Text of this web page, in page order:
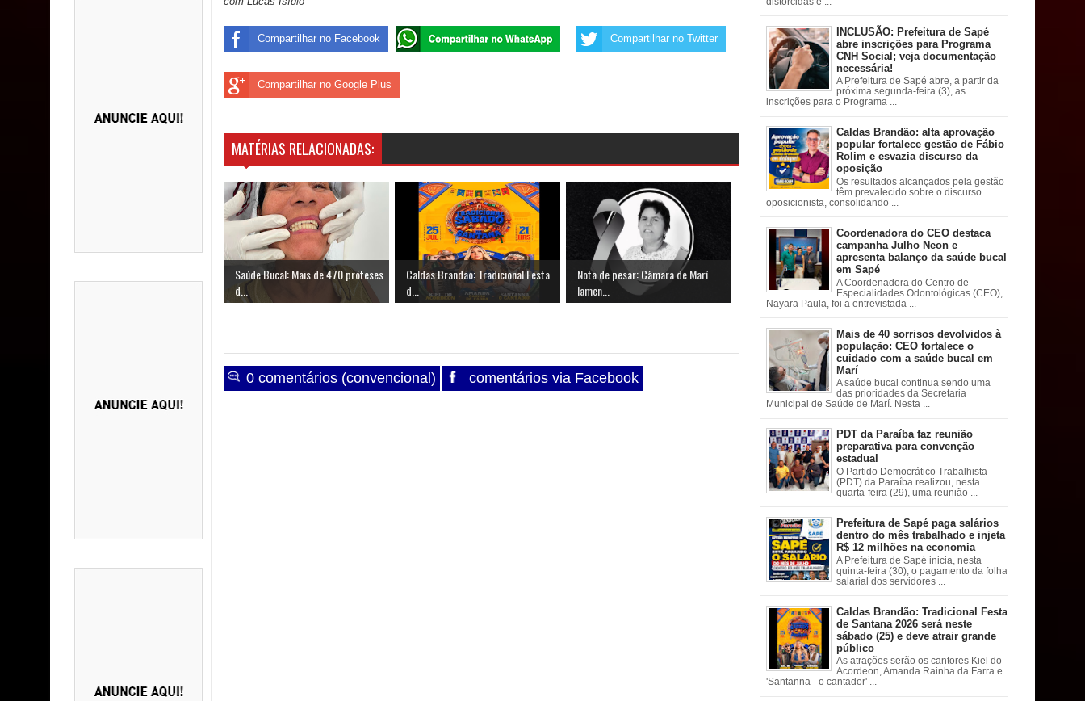
Compartilhar no Facebook Compartilhar no Twitter
Compartilhar no Google Plus
MATÉRIAS RELACIONADAS:
Saúde Bucal: Mais de 470 próteses
d...
Caldas Brandão: Tradicional Festa
d...
Nota de pesar: Câmara de Marí
lamen...
0 comentários (convencional) comentários via Facebook
INCLUSÃO: Prefeitura de Sapé
abre inscrições para Programa
CNH Social; veja documentação
necessária!
A Prefeitura de Sapé abre, a partir da
próxima segunda-feira (3), as
inscrições para o Programa ...
Caldas Brandão: alta aprovação
popular fortalece gestão de Fábio
Rolim e esvazia discurso da
oposição
Os resultados alcançados pela gestão
têm prevalecido sobre o discurso
oposicionista, consolidando ...
Coordenadora do CEO destaca
campanha Julho Neon e
apresenta balanço da saúde bucal
em Sapé
A Coordenadora do Centro de
Especialidades Odontológicas (CEO),
Nayara Paula, foi a entrevistada ...
Mais de 40 sorrisos devolvidos à
população: CEO fortalece o
cuidado com a saúde bucal em
Marí
A saúde bucal continua sendo uma
das prioridades da Secretaria
Municipal de Saúde de Marí. Nesta ...
PDT da Paraíba faz reunião
preparativa para convenção
estadual
O Partido Democrático Trabalhista
(PDT) da Paraíba realizou, nesta
quarta-feira (29), uma reunião ...
Prefeitura de Sapé paga salários
dentro do mês trabalhado e injeta
R$ 12 milhões na economia
A Prefeitura de Sapé inicia, nesta
quinta-feira (30), o pagamento da folha
salarial dos servidores ...
Caldas Brandão: Tradicional Festa
de Santana 2026 será neste
sábado (25) e deve atrair grande
público
As atrações serão os cantores Kiel do
Acordeon, Amanda Rainha da Farra e
'Santanna - o cantador' ...